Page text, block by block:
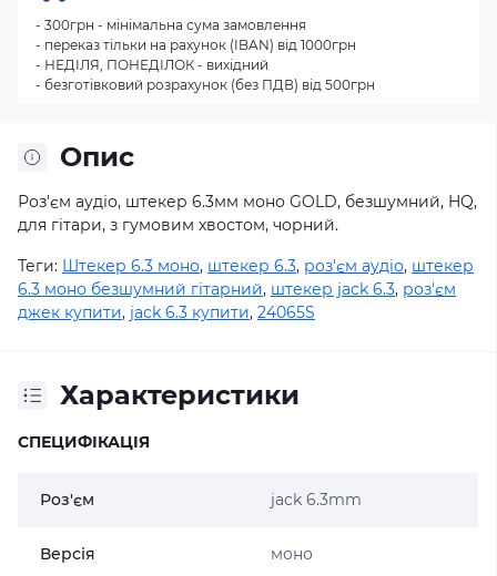
Опис
Роз'єм аудіо, штекер 6.3мм моно GOLD, безшумний, HQ,
для гітари, з гумовим хвостом, чорний.
Теги: Штекер 6.3 моно, штекер 6.3, роз'єм аудіо, штекер
6.3 моно безшумний гітарний, штекер jack 6.3, роз'єм
джек купити, jack 6.3 купити, 24065S
Характеристики
СПЕЦИФІКАЦІЯ
Роз'єм jack 6.3mm
Версія моно
- 300грн - мінімальна сума замовлення
- переказ тільки на рахунок (IBAN) від 1000грн
- НЕДІЛЯ, ПОНЕДІЛОК - вихідний
- безготівковий розрахунок (без ПДВ) від 500грн